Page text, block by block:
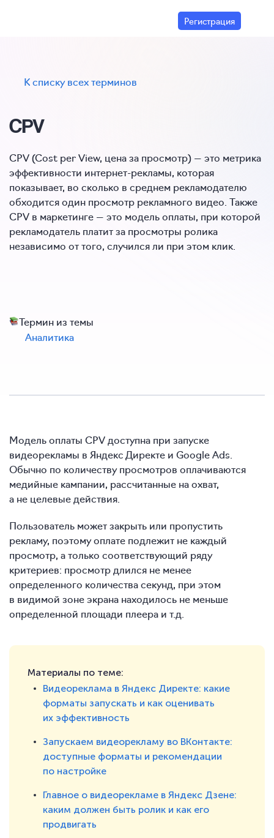
Регистрация
К списку всех терминов
CPV
Термин из темы
Аналитика
CPV (Cost per View, цена за просмотр) — это метрика
эффективности интернет-рекламы, которая
показывает, во сколько в среднем рекламодателю
обходится один просмотр рекламного видео. Также
CPV в маркетинге — это модель оплаты, при которой
рекламодатель платит за просмотры ролика
независимо от того, случился ли при этом клик.
Модель оплаты CPV доступна при запуске
видеорекламы в Яндекс Директе и Google Ads.
Обычно по количеству просмотров оплачиваются
медийные кампании, рассчитанные на охват,
а не целевые действия.
Пользователь может закрыть или пропустить
рекламу, поэтому оплате подлежит не каждый
просмотр, а только соответствующий ряду
критериев: просмотр длился не менее
определенного количества секунд, при этом
в видимой зоне экрана находилось не меньше
определенной площади плеера и т.д.
Материалы по теме:
Видеореклама в Яндекс Директе: какие
форматы запускать и как оценивать
их эффективность
Запускаем видеорекламу во ВКонтакте:
доступные форматы и рекомендации
по настройке
Главное о видеорекламе в Яндекс Дзене:
каким должен быть ролик и как его
продвигать